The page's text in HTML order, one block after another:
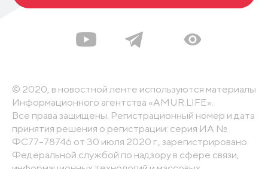
© 2020, в новостной ленте используются материалы
Информационного агентства «AMUR.LIFE».
Все права защищены. Регистрационный номер и дата
принятия решения о регистрации: серия ИА №
ФС77-78746 от 30 июля 2020 г., зарегистрировано
Федеральной службой по надзору в сфере связи,